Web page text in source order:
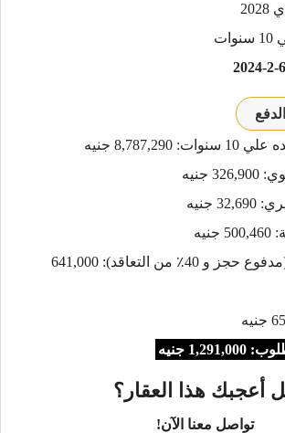
8,787,290 جنيه
جنيه
جنيه
كل المدفوع(مدفوع حجز و 40٪؜ من التعاقد): 641,000
جنيه
أعجبك هذا العقار؟
تواصل معنا الآن!